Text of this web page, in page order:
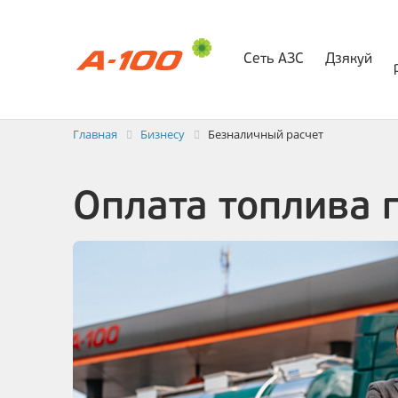
Сеть АЗС Дзякуй
Главная Бизнесу Безналичный расчет
Оплата топлива